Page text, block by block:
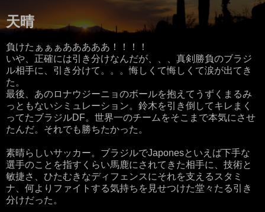
天晴
負けたぁぁぁあああああ！！！！
いや、正確には引き分けなんだが、、、真剣勝負のブラジ
ル相手に、引き分けて。。。悔しくて悔しくて涙が出てき
た。
最後、あのロナウジーニョのボールを抱えてうずくまるみ
っともないシミュレーション。鈴木を引き倒してキレまく
ってたブラジルDF。世界一のチームをそこまで本気にさせ
たんだ。それでも勝ちたかった。
素晴らしいサッカー。ブラジルでJaponesといえば下手な
選手のことを指すくらい馬鹿にされてきた相手に、技術と
敏捷さ、ひたむきなディフェンスにそれを支えるスタミ
ナ、何よりファイトする気持ちを見せつけた堂々たる引き
分けだった。